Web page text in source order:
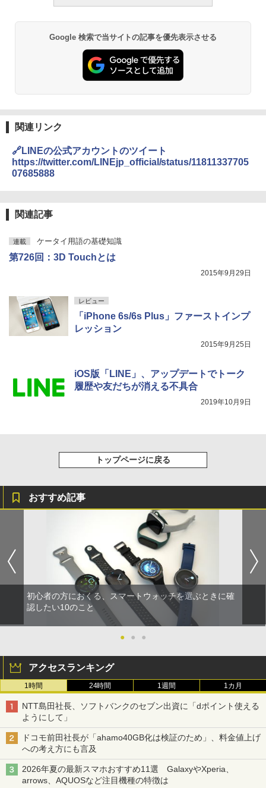
Google 検索で当サイトの記事を優先表示させる
関連リンク
🔗LINEの公式アカウントのツイート
https://twitter.com/LINEjp_official/status/11811337705
07685888
関連記事
連載 ケータイ用語の基礎知識
第726回：3D Touchとは
2015年9月29日
レビュー
「iPhone 6s/6s Plus」ファーストインプ
レッション
2015年9月25日
iOS版「LINE」、アップデートでトーク
履歴や友だちが消える不具合
2019年10月9日
トップページに戻る
おすすめ記事
初心者の方におくる、スマートウォッチを選ぶときに確
認したい10のこと
● ● ●
アクセスランキング
1時間 24時間 1週間 1カ月
NTT島田社長、ソフトバンクのセブン出資に「dポイント使える
ようにして」
ドコモ前田社長が「ahamo40GB化は検証のため」、料金値上げ
への考え方にも言及
2026年夏の最新スマホおすすめ11選 GalaxyやXperia、
arrows、AQUOSなど注目機種の特徴は